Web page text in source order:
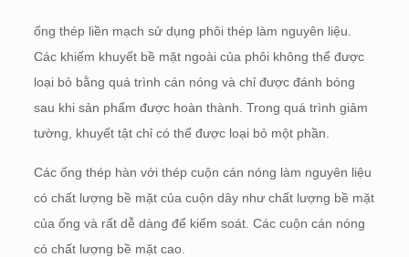
ống thép liền mạch sử dụng phôi thép làm nguyên liệu.
Các khiếm khuyết bề mặt ngoài của phôi không thể được
loại bỏ bằng quá trình cán nóng và chỉ được đánh bóng
sau khi sản phẩm được hoàn thành. Trong quá trình giảm
tường, khuyết tật chỉ có thể được loại bỏ một phần.
Các ống thép hàn với thép cuộn cán nóng làm nguyên liệu
có chất lượng bề mặt của cuộn dây như chất lượng bề mặt
của ống và rất dễ dàng để kiểm soát. Các cuộn cán nóng
có chất lượng bề mặt cao.